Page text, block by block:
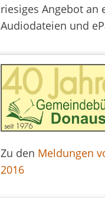
riesiges Angebot an
Audiodateien und
Zu den Meldungen
2016